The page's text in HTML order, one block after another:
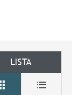
LISTA